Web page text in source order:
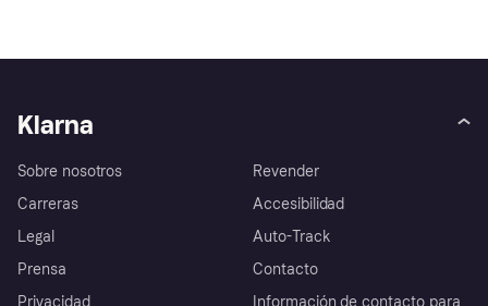
Klarna
Sobre nosotros
Carreras
Legal
Prensa
Privacidad
Revender
Accesibilidad
Auto-Track
Contacto
Información de contacto para